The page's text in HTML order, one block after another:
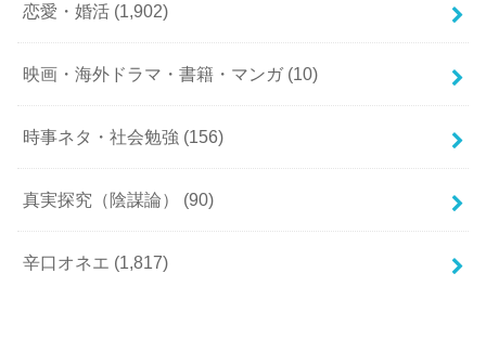
恋愛・婚活 (1,902)
映画・海外ドラマ・書籍・マンガ (10)
時事ネタ・社会勉強 (156)
真実探究（陰謀論） (90)
辛口オネエ (1,817)